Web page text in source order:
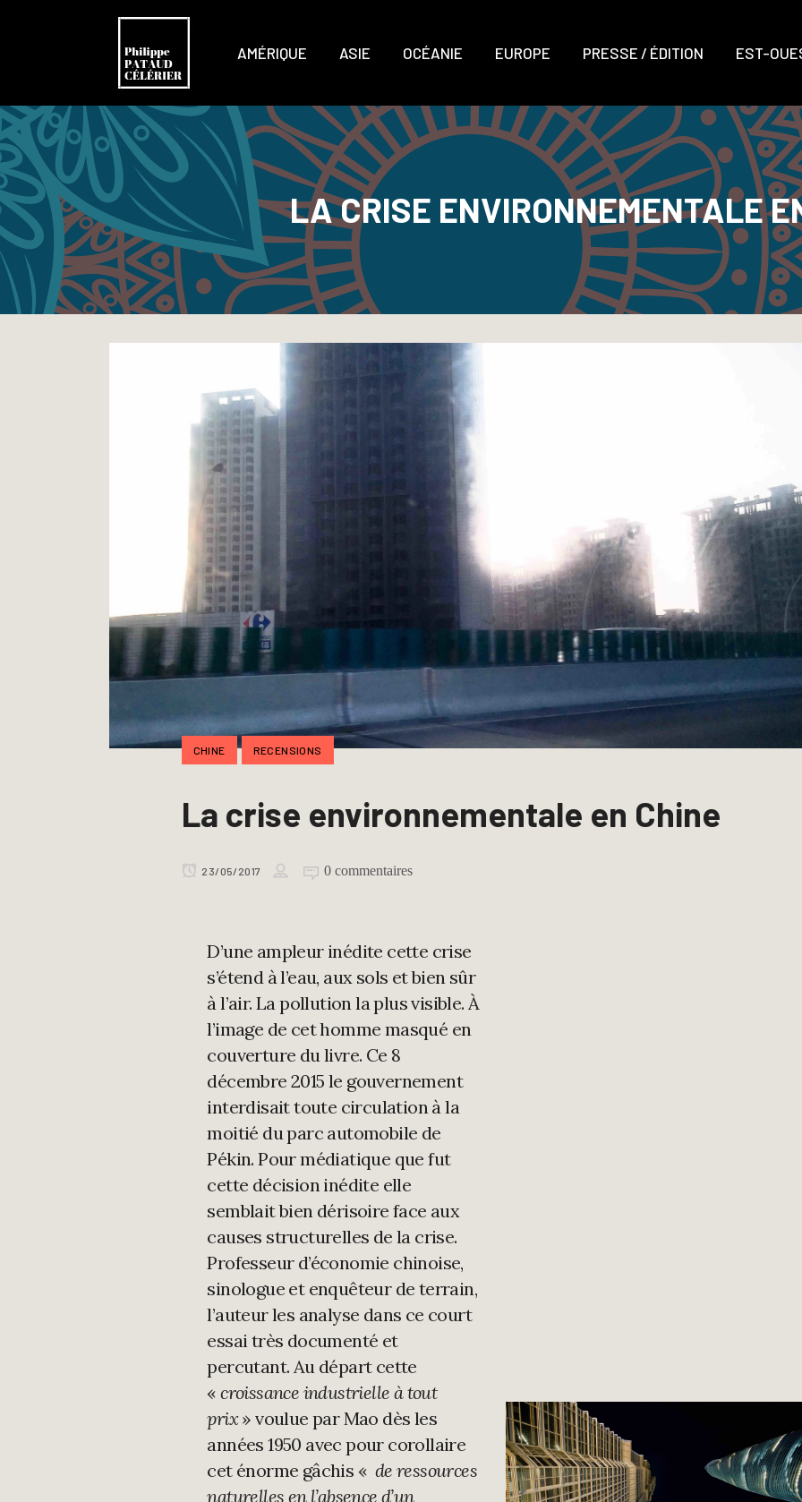
AMÉRIQUE ASIE OCÉANIE EUROPE PRESSE / ÉDITION EST-
LA CRISE ENVIRONNEMENTALE
CHINE RECENSIONS
La crise environnementale en Chine
23/05/2017 0 commentaires
D’une ampleur inédite cette crise
s’étend à l’eau, aux sols et bien sûr
à l’air. La pollution la plus visible. À
l’image de cet homme masqué en
couverture du livre. Ce 8
décembre 2015 le gouvernement
interdisait toute circulation à la
moitié du parc automobile de
Pékin. Pour médiatique que fut
cette décision inédite elle
semblait bien dérisoire face aux
causes structurelles de la crise.
Professeur d’économie chinoise,
sinologue et enquêteur de terrain,
l’auteur les analyse dans ce court
essai très documenté et
percutant. Au départ cette
«croissance industrielle à tout
prix» voulue par Mao dès les
années 1950 avec pour corollaire
cet énorme gâchis « de ressources
naturelles en l’absence d’un